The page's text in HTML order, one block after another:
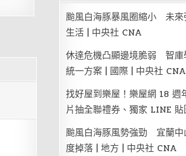
颱風白海豚暴風圈縮小 未來
生活 | 中央社 CNA
休達危機凸顯邊境脆弱 智庫
統一方案 | 國際 | 中央社 CNA
找好屋到樂屋！樂屋網 18 週
片抽全聯禮券、獨家 LINE
颱風白海豚風勢強勁 宜蘭中
度掉落 | 地方 | 中央社 CNA